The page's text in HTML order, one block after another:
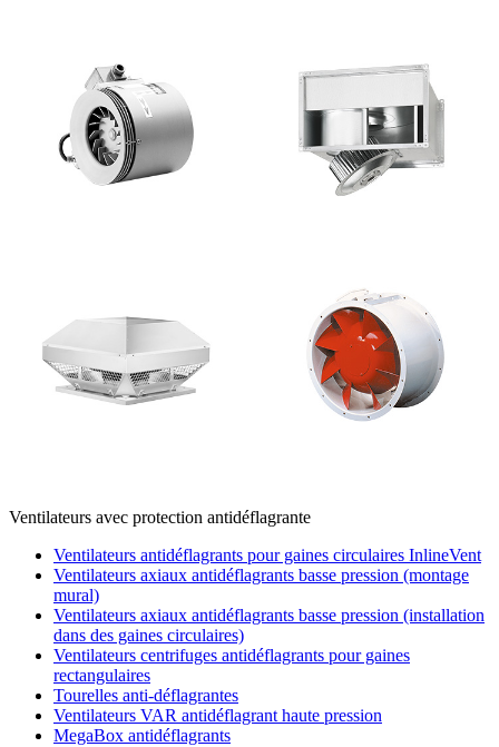
Ventilateurs avec protection antidéflagrante
Ventilateurs antidéflagrants pour gaines circulaires InlineVent
Ventilateurs axiaux antidéflagrants basse pression (montage
mural)
Ventilateurs axiaux antidéflagrants basse pression (installation
dans des gaines circulaires)
Ventilateurs centrifuges antidéflagrants pour gaines
rectangulaires
Tourelles anti-déflagrantes
Ventilateurs VAR antidéflagrant haute pression
MegaBox antidéflagrants